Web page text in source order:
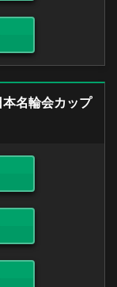
名輪会カップ